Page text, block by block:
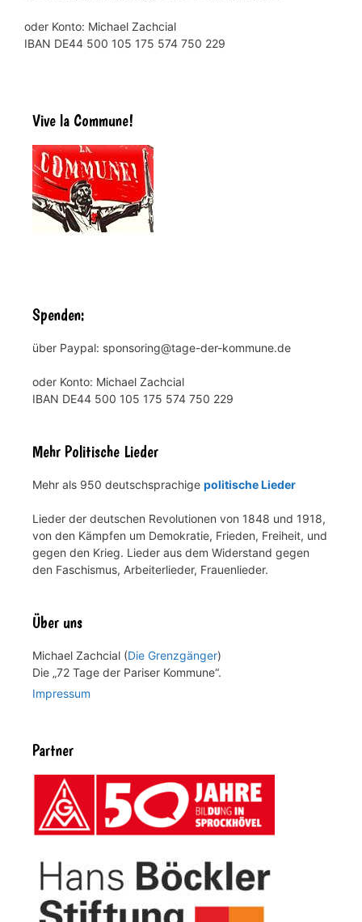
oder Konto: Michael Zachcial
IBAN DE44 500 105 175 574 750 229
Vive la Commune!
Spenden:
über Paypal: sponsoring@tage-der-kommune.de
oder Konto: Michael Zachcial
IBAN DE44 500 105 175 574 750 229
Mehr Politische Lieder
Mehr als 950 deutschsprachige politische Lieder
Lieder der deutschen Revolutionen von 1848 und 1918,
von den Kämpfen um Demokratie, Frieden, Freiheit, und
gegen den Krieg. Lieder aus dem Widerstand gegen
den Faschismus, Arbeiterlieder, Frauenlieder.
Über uns
Michael Zachcial (Die Grenzgänger)
Die „72 Tage der Pariser Kommune“.
Impressum
Partner